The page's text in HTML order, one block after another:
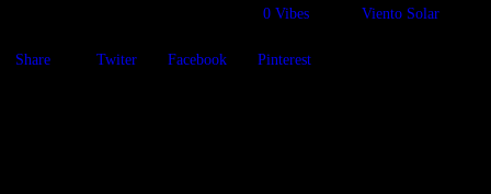
0 Vibes Viento Solar
Share Twiter Facebook Pinterest